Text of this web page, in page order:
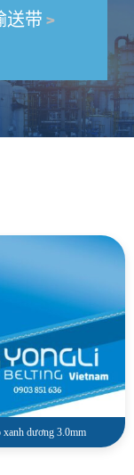
送带>
xanh dương 3.0mm